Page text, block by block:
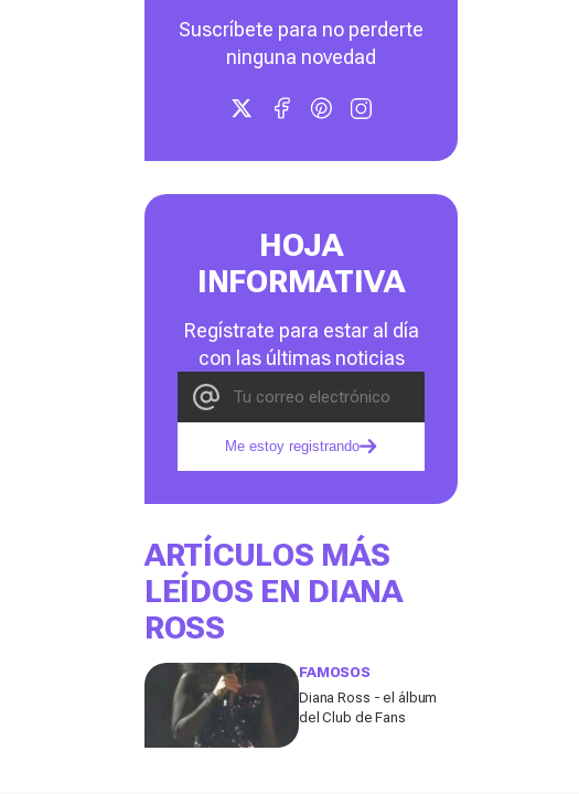
Suscríbete para no perderte
ninguna novedad
HOJA
INFORMATIVA
Regístrate para estar al día
con las últimas noticias
Me estoy registrando
ARTÍCULOS MÁS
LEÍDOS EN DIANA
ROSS
FAMOSOS
Diana Ross - el álbum
del Club de Fans